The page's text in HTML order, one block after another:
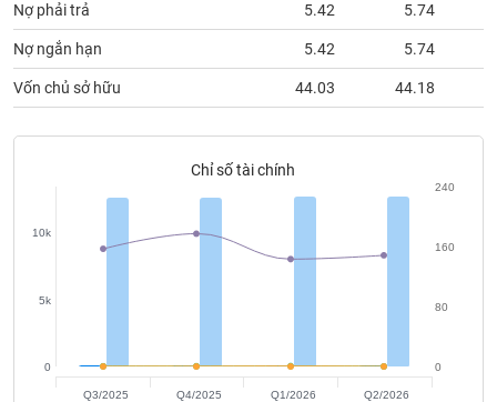
Nợ phải trả 5.42 5.74
Nợ ngắn hạn 5.42 5.74
Vốn chủ sở hữu 44.03 44.18
Chỉ số tài chính
0
5k
10k
0
80
160
240
Q3/2025 Q4/2025 Q1/2026 Q2/2026
Truyền
thông
chính